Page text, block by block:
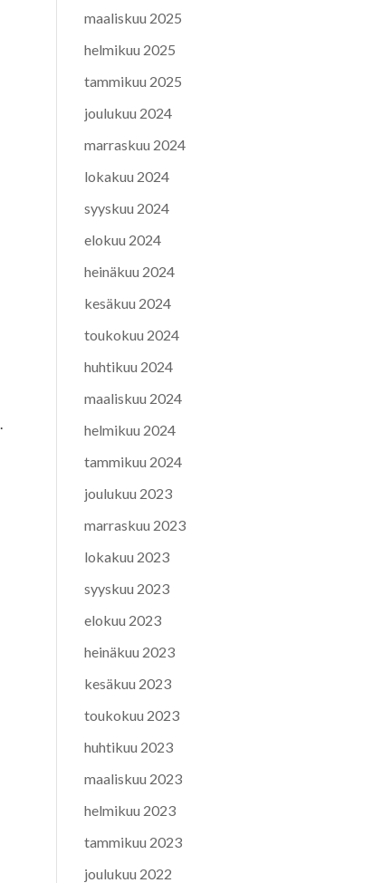
maaliskuu 2025
helmikuu 2025
tammikuu 2025
joulukuu 2024
marraskuu 2024
lokakuu 2024
syyskuu 2024
elokuu 2024
heinäkuu 2024
kesäkuu 2024
toukokuu 2024
huhtikuu 2024
maaliskuu 2024
helmikuu 2024
tammikuu 2024
joulukuu 2023
marraskuu 2023
lokakuu 2023
syyskuu 2023
elokuu 2023
heinäkuu 2023
kesäkuu 2023
toukokuu 2023
huhtikuu 2023
maaliskuu 2023
helmikuu 2023
tammikuu 2023
joulukuu 2022